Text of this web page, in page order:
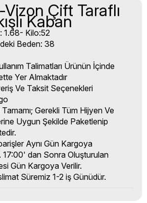
Çift Taraflı
Kaban
1.68- Kilo:52
Beden: 38
Talimatları Ürünün İçinde
Yer Almaktadır
Ve Taksit Seçenekleri
Gerekli Tüm Hijyen Ve
Uygun Şekilde Paketlenip
Aynı Gün Kargoya
17:00' dan Sonra Oluşturulan
Gün Kargoya Verilir.
Süremiz 1-2 iş Günüdür.